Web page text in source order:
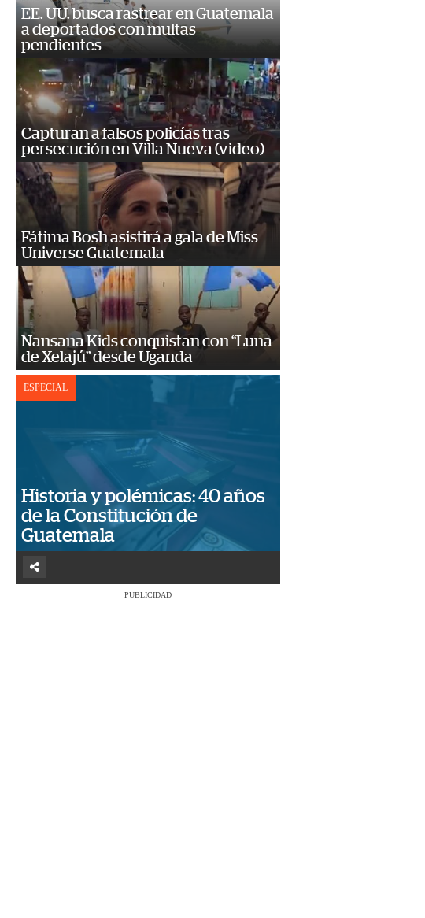
EE. UU. busca rastrear en Guatemala
a deportados con multas
pendientes
Capturan a falsos policías tras
persecución en Villa Nueva (video)
Fátima Bosh asistirá a gala de Miss
Universe Guatemala
Nansana Kids conquistan con “Luna
de Xelajú” desde Uganda
ESPECIAL
Historia y polémicas: 40 años
de la Constitución de
Guatemala
PUBLICIDAD